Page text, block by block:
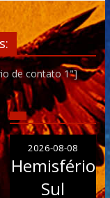
de contato 1"]
2026-08-08
Hemisfério
Sul